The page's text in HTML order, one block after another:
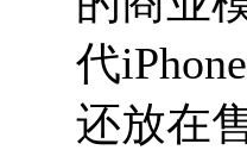
代
还放在